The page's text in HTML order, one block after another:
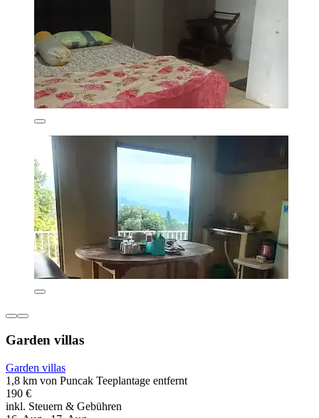
Garden villas
Garden villas
1,8 km von Puncak Teeplantage entfernt
190 €
inkl. Steuern & Gebühren